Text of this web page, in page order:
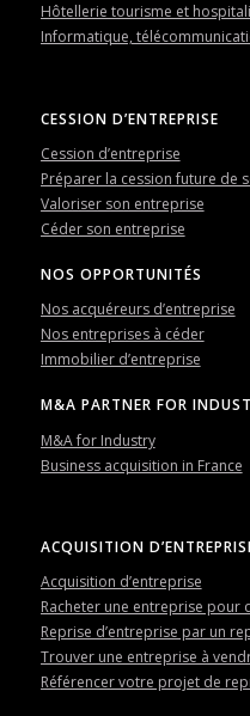
Hôtellerie tourisme et
Informatique,
CESSION D’ENTREPRISE
Cession d’entreprise
Préparer la cession future de
Valoriser son entreprise
Céder son entreprise
NOS OPPORTUNITÉS
Nos acquéreurs d’entreprise
Nos entreprises à céder
Immobilier d’entreprise
M&A PARTNER FOR
M&A for Industry
Business acquisition in France
ACQUISITION
Acquisition d’entreprise
Racheter une entreprise pour
Reprise d’entreprise par un
Trouver une entreprise à
Référencer votre projet de